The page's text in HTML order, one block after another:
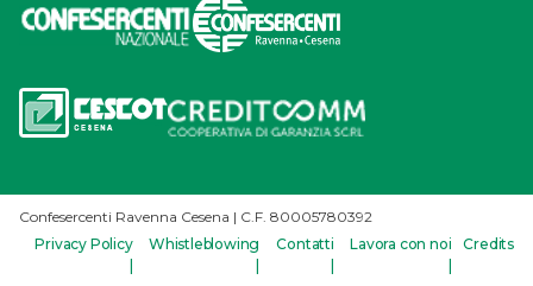
Confesercenti Ravenna Cesena | C.F. 80005780392
Privacy Policy
Whistleblowing
Contatti
Lavora con noi
Credits